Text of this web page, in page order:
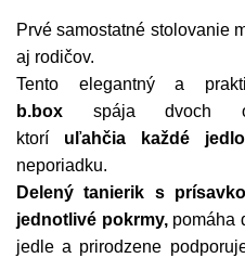
Prvé samostatné stolovanie
aj rodičov.
Tento elegantný a
b.box
spája dvoch
ktorí uľahčia každé jedlo
neporiadku.
Delený tanierik s
jednotlivé pokrmy,pomáha
jedle a prirodzene